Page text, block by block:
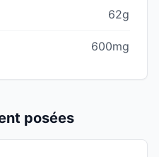
62g
600mg
posées